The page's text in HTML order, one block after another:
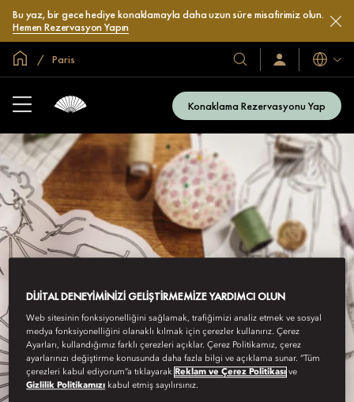
Bu yaz, bir gece hediye konaklamayla daha uzun süre misafirimiz olun.
Hemen Rezervasyon Yapın
Global Ana Sayfa
Paris
Otel
ve
Oturum
Açın
Katılın
Diller
Konaklama Rezervasyonu Yap
DIJITAL DENEYIMINIZI GELIŞTIRMEMIZE YARDIMCI OLUN
Web sitesinin fonksiyonelliğini sağlamak, trafiğimizi analiz etmek ve sosyal
medya fonksiyonelliğini olanaklı kılmak için çerezler kullanırız. Çerez
Ayarları, kullandığımız farklı çerezleri açıklar. Çerez Politikamız, çerez
ayarlarınızı değiştirme konusunda daha fazla bilgi ve açıklama sunar. “Tüm
çerezleri kabul ediyorum”a tıklayarak Reklam ve Çerez Politikası ve
Gizlilik Politikamızı kabul etmiş sayılırsınız.